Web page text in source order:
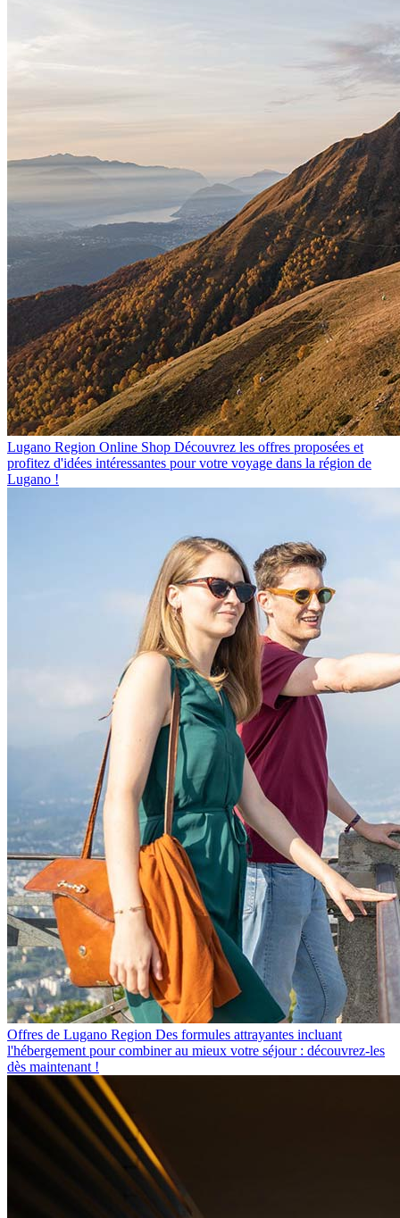
Lugano Region Online Shop Découvrez les offres proposées et
profitez d'idées intéressantes pour votre voyage dans la région de
Lugano !
Offres de Lugano Region Des formules attrayantes incluant
l'hébergement pour combiner au mieux votre séjour : découvrez-les
dès maintenant !